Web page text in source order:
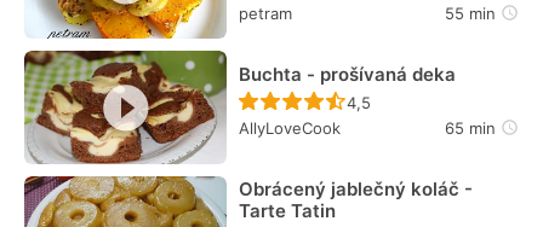
petram
55 min
Buchta - prošívaná deka
Recept ještě nebyl
4,5
AllyLoveCook
65 min
Obrácený jablečný koláč -
Tarte Tatin